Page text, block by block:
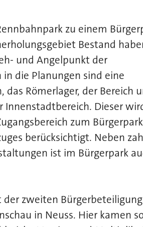
zu einem
Bestand
und Angelpunkt der
in die Planungen sind eine
Römerlager, der Bereich
Innenstadtbereich. Dieser
zum Bürgerpark
berücksichtigt. Neben
ist im Bürgerpark
zweiten
in Neuss. Hier kamen